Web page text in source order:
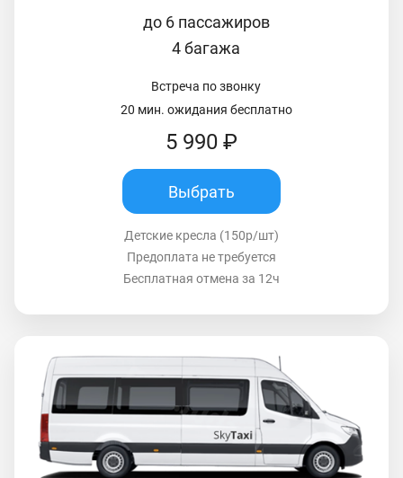
до 6 пассажиров
4 багажа
Встреча по звонку
20 мин. ожидания бесплатно
5 990 ₽
Выбрать
Детские кресла (150р/шт)
Предоплата не требуется
Бесплатная отмена за 12ч